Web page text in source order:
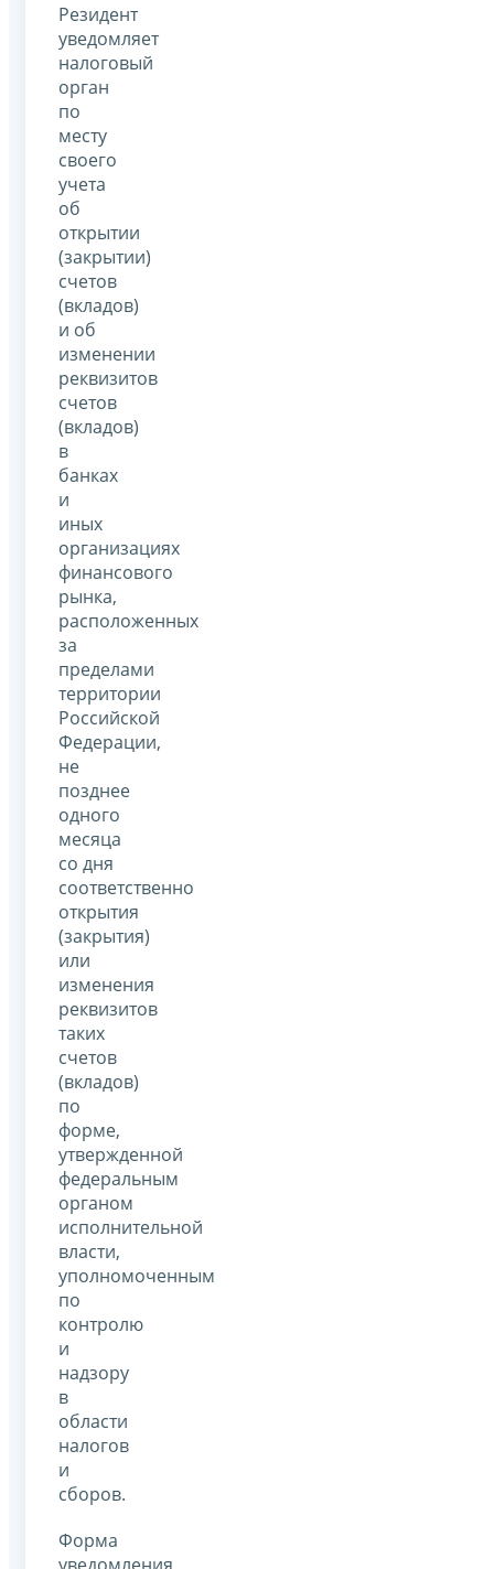
Резидент
уведомляет
налоговый
орган
по
месту
своего
учета
об
открытии
(закрытии)
счетов
(вкладов)
и об
изменении
реквизитов
счетов
(вкладов)
в
банках
и
иных
организациях
финансового
рынка,
расположенных
за
пределами
территории
Российской
Федерации,
не
позднее
одного
месяца
со дня
соответственно
открытия
(закрытия)
или
изменения
реквизитов
таких
счетов
(вкладов)
по
форме,
утвержденной
федеральным
органом
исполнительной
власти,
уполномоченным
по
контролю
и
надзору
в
области
налогов
и
сборов.
Форма
уведомления